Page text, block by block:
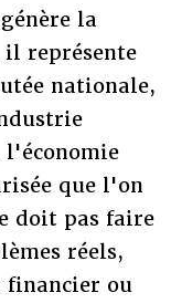
la
représente
nationale,
que l'on
doit pas faire
réels,
financier ou